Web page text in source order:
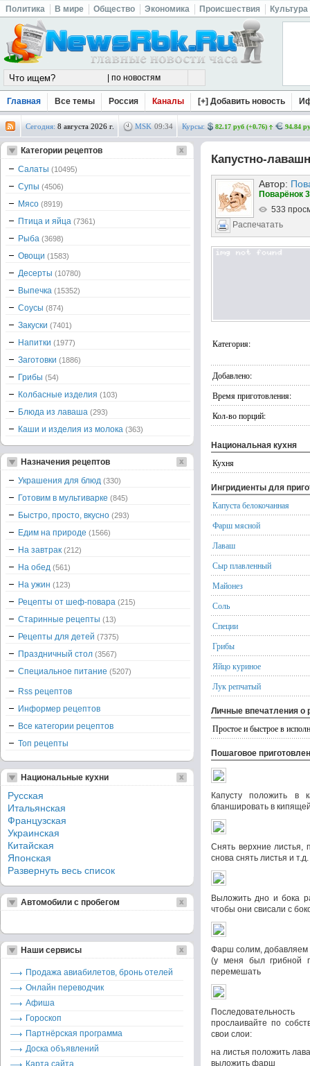
Политика В мире Общество Экономика Происшествия Культура
Главная Все темы Россия Каналы [+] Добавить новость
Сегодня: 8 августа 2026 г. MSK 09:34 Курсы: 82.17 руб (+0.76) 94.84
Капустно-
Автор:
Поварёнок
533
Распечатать
Категория:
Добавлено:
Время приготовления:
Кол-во порций:
Национальная кухня
Кухня
Ингридиенты для
Капуста белокочанная
Фарш мясной
Лаваш
Сыр плавленный
Майонез
Соль
Специи
Грибы
Яйцо куриное
Лук репчатый
Личные впечатления о
Простое и быстрое в
Пошаговое
Капусту положить в
бланшировать в
Снять верхние листья,
снова снять листья и т.д.
Выложить дно и бока
чтобы они свисали с
Фарш солим, добавляем
(у меня был грибной
перемешать
прослаивайте по
свои слои:
на листья положить
выложить фарш
Категории рецептов
Салаты (10495)
Супы (4506)
Мясо (8919)
Птица и яйца (7361)
Рыба (3698)
Овощи (1583)
Десерты (10780)
Выпечка (15352)
Соусы (874)
Закуски (7401)
Напитки (1977)
Заготовки (1886)
Грибы (54)
Колбасные изделия (103)
Блюда из лаваша (293)
Каши и изделия из молока (363)
Назначения рецептов
Украшения для блюд (330)
Готовим в мультиварке (845)
Быстро, просто, вкусно (293)
Едим на природе (1566)
На завтрак (212)
На обед (561)
На ужин (123)
Рецепты от шеф-повара (215)
Старинные рецепты (13)
Рецепты для детей (7375)
Праздничный стол (3567)
Специальное питание (5207)
Rss рецептов
Информер рецептов
Все категории рецептов
Топ рецепты
Национальные кухни
Русская
Итальянская
Французская
Украинская
Китайская
Японская
Развернуть весь список
Автомобили с пробегом
Наши сервисы
Продажа авиабилетов, бронь отелей
Онлайн переводчик
Афиша
Гороскоп
Партнёрская программа
Доска объявлений
Карта сайта